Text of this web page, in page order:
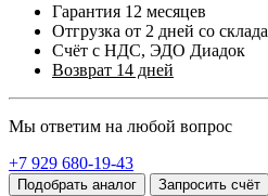
Гарантия 12 месяцев
Отгрузка от 2 дней со склада
Счёт с НДС, ЭДО Диадок
Возврат 14 дней
Мы ответим на любой вопрос
+7 929 680-19-43
Подобрать аналог Запросить счёт